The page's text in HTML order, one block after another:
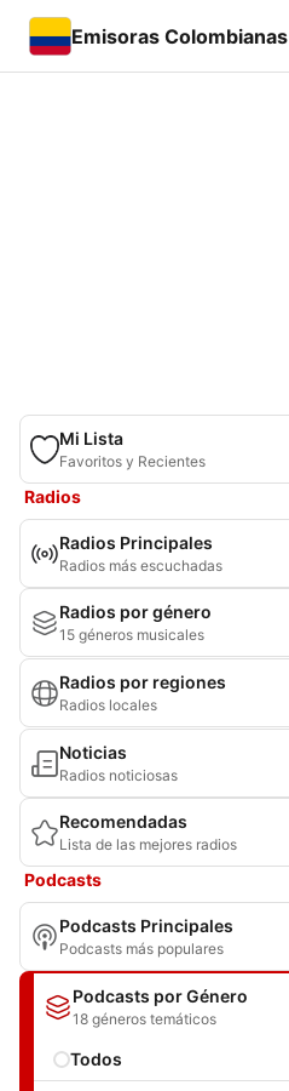
Emisoras Colombianas
Mi Lista
Favoritos y Recientes
Radios
Radios Principales
Radios más escuchadas
Radios por género
15 géneros musicales
Radios por regiones
Radios locales
Noticias
Radios noticiosas
Recomendadas
Lista de las mejores radios
Podcasts
Podcasts Principales
Podcasts más populares
Podcasts por Género
18 géneros temáticos
Todos